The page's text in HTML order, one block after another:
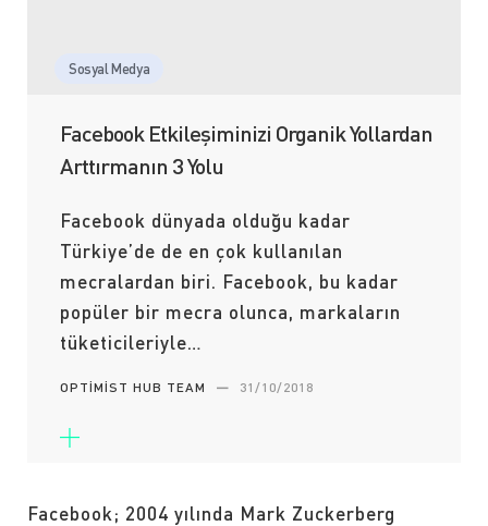
Sosyal Medya
Facebook Etkileşiminizi Organik Yollardan
Arttırmanın 3 Yolu
Facebook dünyada olduğu kadar
Türkiye’de de en çok kullanılan
mecralardan biri. Facebook, bu kadar
popüler bir mecra olunca, markaların
tüketicileriyle…
OPTIMIST HUB TEAM — 31/10/2018
Facebook; 2004 yılında Mark Zuckerberg